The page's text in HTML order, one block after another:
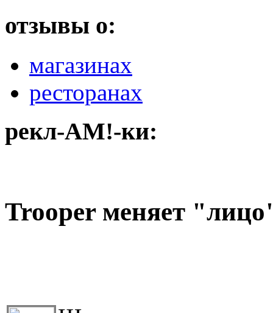
отзывы о:
магазинах
ресторанах
рекл-АМ!-ки:
Trooper меняет